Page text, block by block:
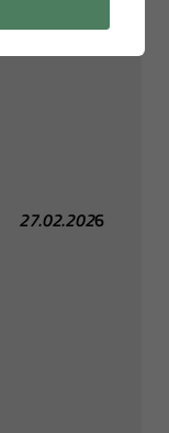
27.02.2026